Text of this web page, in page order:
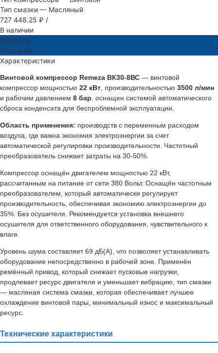
Тип смазки — Масляный
727 448.25 ₽ /
В наличии
Заказать
Описание
Характеристики
Винтовой компрессор Remeza ВК30-8ВС — винтовой
компрессор мощностью 22 кВт , производительностью 3500 л/мин
и рабочим давлением 8 бар . оснащен системой автоматического
сброса конденсата для беспроблемной эксплуатации.
Область применения: производств с переменным расходом
воздуха, где важна экономия электроэнергии за счет
автоматической регулировки производительности. Частотный
преобразователь снижает затраты на 30-50%.
Компрессор оснащён двигателем мощностью 22 кВт,
рассчитанным на питание от сети 380 Вольт. Оснащён частотным
преобразователем, который автоматически регулирует
производительность, обеспечивая экономию электроэнергии до
35%. Без осушителя. Рекомендуется установка внешнего
осушителя для ответственного оборудования, чувствительного к
влаге.
Уровень шума составляет 69 дБ(А), что позволяет устанавливать
оборудование непосредственно в рабочей зоне. Применён
ремённый привод, который снижает пусковые нагрузки,
продлевает ресурс двигателя и уменьшает вибрацию, тип смазки
— масляная система смазки, которая обеспечивает лучшее
охлаждение винтовой пары, минимальный износ и максимальный
ресурс.
Технические характеристики